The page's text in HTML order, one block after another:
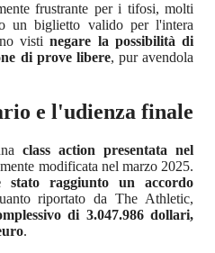
frustrante per i tifosi, molti
un biglietto valido per l'intera
visti negare la possibilità di
di prove libere, pur avendola
e l'udienza finale
class action presentata nel
modificata nel marzo 2025.
stato raggiunto un accordo
riportato da The Athletic,
di 3.047.986 dollari,
.